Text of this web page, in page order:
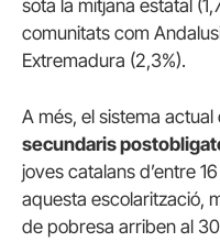
sota la mitjana estatal
comunitats com
Extremadura (2,3%).
A més, el sistema
secundaris
joves catalans d’entre
aquesta escolarització,
de pobresa arriben al